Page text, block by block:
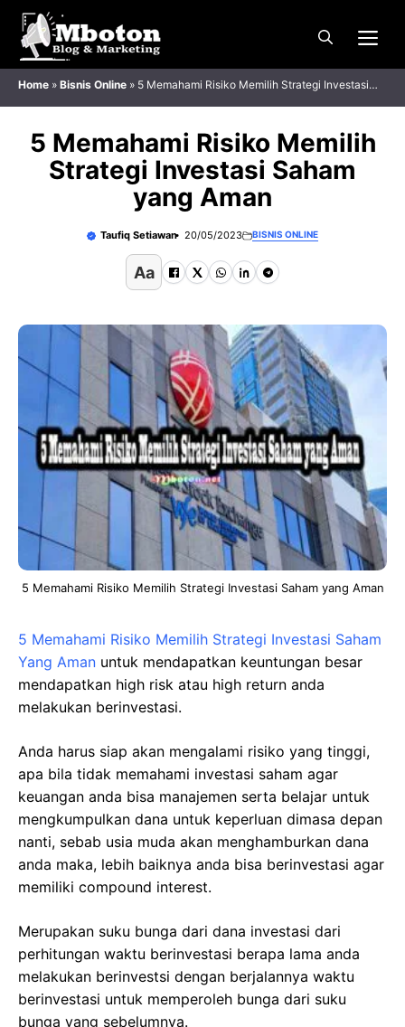
Langsung
Home » Bisnis Online » 5 Memahami Risiko Memilih Strategi Investasi
Saham yang Aman
5 Memahami Risiko Memilih
Strategi Investasi Saham
yang Aman
Taufiq Setiawan 20/05/2023 BISNIS ONLINE
Aa
5 Memahami Risiko Memilih Strategi Investasi Saham yang Aman
5 Memahami Risiko Memilih Strategi Investasi Saham
Yang Aman untuk mendapatkan keuntungan besar
mendapatkan high risk atau high return anda
melakukan berinvestasi.
Anda harus siap akan mengalami risiko yang tinggi,
apa bila tidak memahami investasi saham agar
keuangan anda bisa manajemen serta belajar untuk
mengkumpulkan dana untuk keperluan dimasa depan
nanti, sebab usia muda akan menghamburkan dana
anda maka, lebih baiknya anda bisa berinvestasi agar
memiliki compound interest.
Merupakan suku bunga dari dana investasi dari
perhitungan waktu berinvestasi berapa lama anda
melakukan berinvestsi dengan berjalannya waktu
berinvestasi untuk memperoleh bunga dari suku
bunga yang sebelumnya.